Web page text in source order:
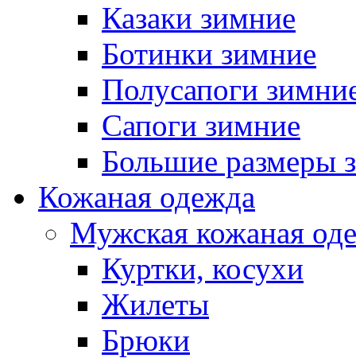
Казаки зимние
Ботинки зимние
Полусапоги
Сапоги зимние
Большие размеры
Кожаная одежда
Мужская кожаная
Куртки, косухи
Жилеты
Брюки